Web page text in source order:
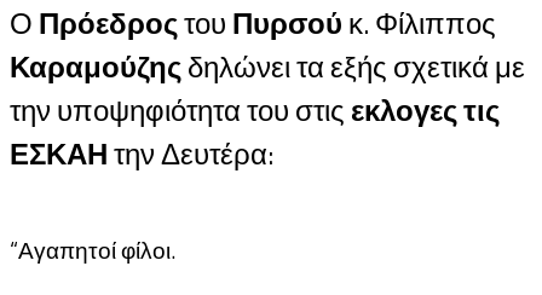
ΟΠρόεδροςτουΠυρσούκ. Φίλιππος
Καραμούζηςδηλώνει τα εξής σχετικά με
την υποψηφιότητα του στιςεκλογες τις
ΕΣΚΑΗτην Δευτέρα:
“Αγαπητοί φίλοι.